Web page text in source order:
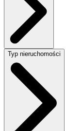
Typ nieruchomości